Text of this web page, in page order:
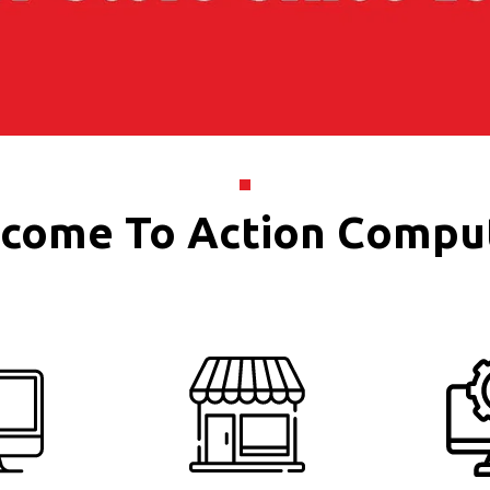
To Action